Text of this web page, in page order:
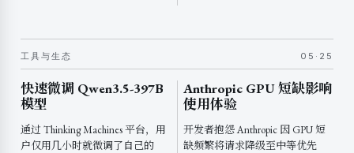
工具与生态 05·25
快速微调 Qwen3.5-397B
模型
通过 Thinking Machines 平台，用
户仅用几小时就微调了自己的
Anthropic GPU 短缺影响
使用体验
开发者抱怨 Anthropic 因 GPU 短
缺频繁将请求降级至中等优先